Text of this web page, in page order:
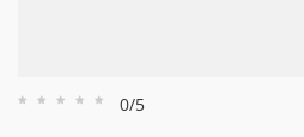
Рейтинг
Рейтинг
Рейтинг
Рейтинг
Рейтинг
0/5